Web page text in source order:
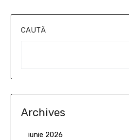
CAUTĂ
Archives
iunie 2026